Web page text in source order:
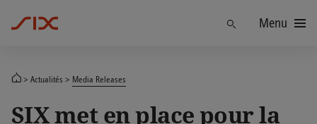
TrouverMenu
Actualités Media Releases
SIX met en place pour la